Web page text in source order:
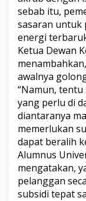
sebab itu,
sasaran untuk
energi
Ketua Dewan
awalnya
“Namun, tentu
yang perlu di
diantaranya
memerlukan
dapat beralih
Alumnus
mengatakan,
pelanggan
subsidi tepat